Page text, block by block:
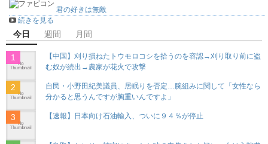
君の好きは無敵
続きを見る
今日 週間 月間
【中国】刈り損ねたトウモロコシを拾うのを容認→刈り取り前に盗
む奴が続出→農家が花火で攻撃
自民・小野田紀美議員、居眠りを否定…腕組みに関して「女性なら
分かると思うんですが胸重いんですよ」
【速報】日本向け石油輸入、ついに９４％が停止